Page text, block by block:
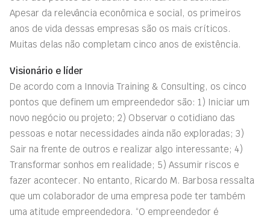
Apesar da relevância econômica e social, os primeiros
anos de vida dessas empresas são os mais críticos.
Muitas delas não completam cinco anos de existência.
Visionário e líder
De acordo com a Innovia Training & Consulting, os cinco
pontos que definem um empreendedor são: 1) Iniciar um
novo negócio ou projeto; 2) Observar o cotidiano das
pessoas e notar necessidades ainda não exploradas; 3)
Sair na frente de outros e realizar algo interessante; 4)
Transformar sonhos em realidade; 5) Assumir riscos e
fazer acontecer. No entanto, Ricardo M. Barbosa ressalta
que um colaborador de uma empresa pode ter também
uma atitude empreendedora. “O empreendedor é